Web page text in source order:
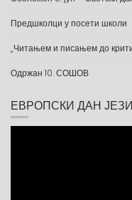
Предшколци у посети школи
„Читањем и писањем до
Одржан 10. СОШОВ
ЕВРОПСКИ ДАН